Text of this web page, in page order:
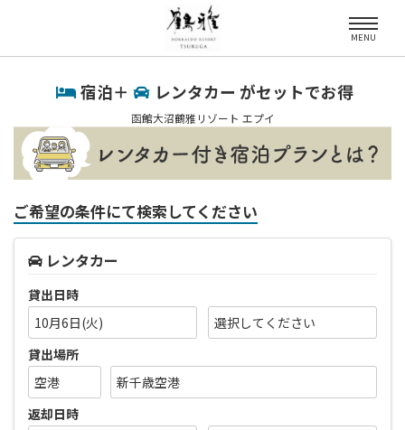
MENU
宿泊＋ レンタカー がセットでお得
函館大沼鶴雅リゾート エプイ
ご希望の条件にて検索してください
レンタカー
貸出日時
10月6日(火)
貸出場所
返却日時